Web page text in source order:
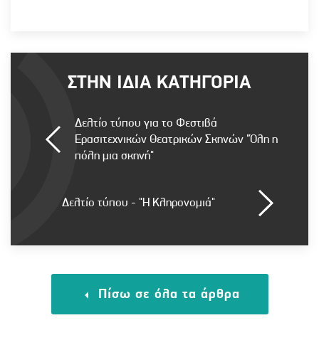
ΣΤΗΝ ΙΔΙΑ ΚΑΤΗΓΟΡΙΑ
Δελτίο τύπου για το Φεστιβά
Ερασιτεχνικών Θεατρικών Σκηνών "Όλη η
πόλη μια σκηνή"
Δελτίο τύπου - "Η Κληρονομιά"
Πίσω σε όλα τα άρθρα